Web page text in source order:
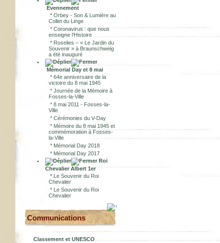
Evennement
* Orbey - Son & Lumière au
Collet du Linge
* Coronavirus : que nous
enseigne l’Histoire
* Roselies – « Le Jardin du
Souvenir » à Braunschweig
a été inauguré
Mémorial Day et 8 mai
* 64e anniversaire de la
victoire du 8 mai 1945
* Journée de la Mémoire à
Fosses-la-Ville
* 8 mai 2011 - Fosses-la-
Ville
* Cérémonies du V-Day
* Mémoire du 8 mai 1945 et
commémoration à Fosses-
la-Ville
* Mémorial Day 2018
* Mémorial Day 2017
Roi
Chevalier Albert 1er
* Le Souvenir du Roi
Chevalier
* Le Souvenir du Roi
Chevalier
Communications
Classement et UNESCO